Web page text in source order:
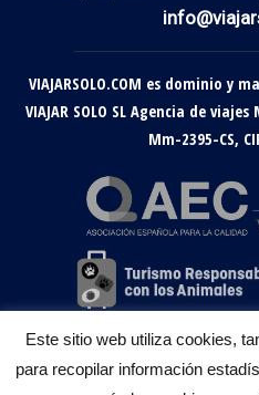
VIAJARSOLO.COM es dominio y
VIAJAR SOLO SL Agencia de
Mm-2395-CS,
Este sitio web utiliza cookies,
para recopilar información